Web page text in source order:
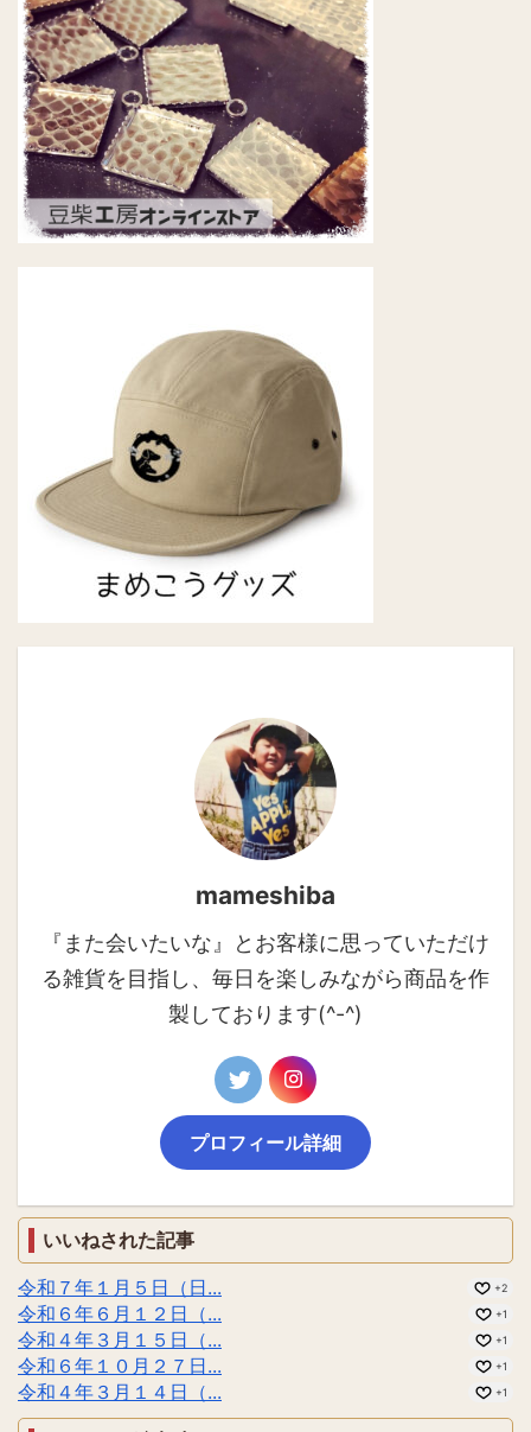
mameshiba
『また会いたいな』とお客様に思っていただけ
る雑貨を目指し、毎日を楽しみながら商品を作
製しております(^-^)
プロフィール詳細
いいねされた記事
令和７年１月５日（日...
+2
令和６年６月１２日（... +1
令和４年３月１５日（... +1
令和６年１０月２７日... +1
令和４年３月１４日（... +1